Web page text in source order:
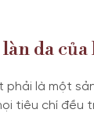
da của
phải là một
tiêu chí đều